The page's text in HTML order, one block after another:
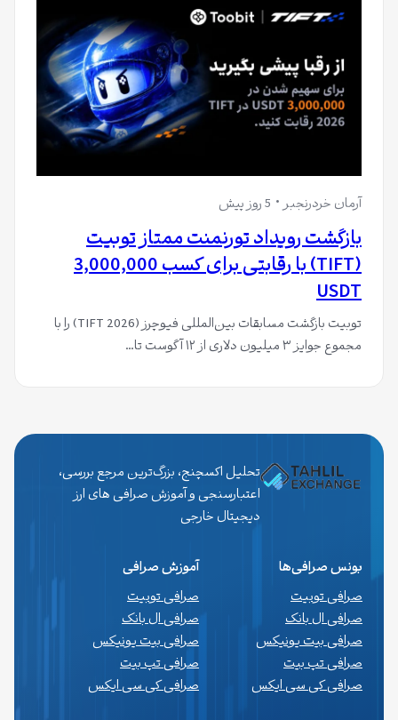
آرمان خردرنجبر 5 روز پیش
بازگشت رویداد تورنمنت ممتاز تو‌بیت
(TIFT) با رقابتی برای کسب 3,000,000
USDT
توبیت بازگشت مسابقات بین‌المللی فیوچرز (TIFT 2026) را با
مجموع جوایز ۳ میلیون دلاری از ۱۲ آگوست تا…
تحلیل اکسچنج، بزرگ‌ترین مرجع بررسی،
اعتبارسنجی و آموزش صرافی های ارز
دیجیتال خارجی
بونس صرافی‌ها
صرافی توبیت
صرافی ال بانک
صرافی بیت یونیکس
صرافی تپ بیت
صرافی کی سی ایکس
آموزش صرافی
صرافی توبیت
صرافی ال بانک
صرافی بیت یونیکس
صرافی تپ بیت
صرافی کی سی ایکس